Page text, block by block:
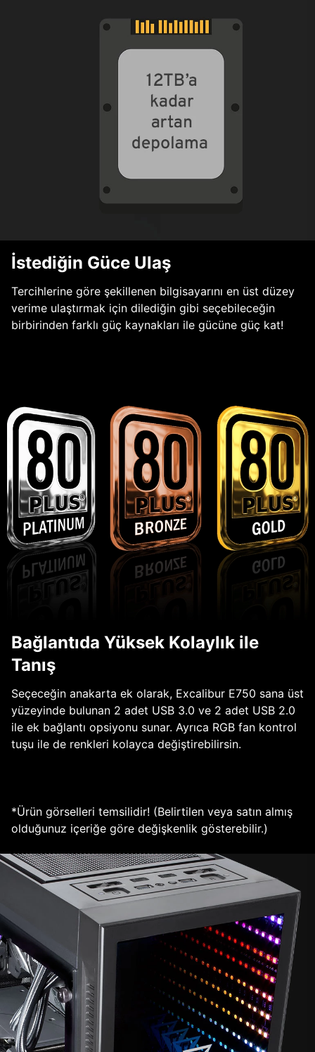
İstediğin Güce Ulaş
Tercihlerine göre şekillenen bilgisayarını en üst düzey
verime ulaştırmak için dilediğin gibi seçebileceğin
birbirinden farklı güç kaynakları ile gücüne güç kat!
Bağlantıda Yüksek Kolaylık ile
Tanış
Seçeceğin anakarta ek olarak, Excalibur E750 sana üst
yüzeyinde bulunan 2 adet USB 3.0 ve 2 adet USB 2.0
ile ek bağlantı opsiyonu sunar. Ayrıca RGB fan kontrol
tuşu ile de renkleri kolayca değiştirebilirsin.
*Ürün görselleri temsilidir! (Belirtilen veya satın almış
olduğunuz içeriğe göre değişkenlik gösterebilir.)